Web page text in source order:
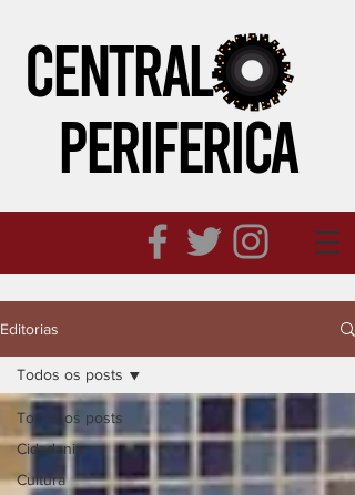
CENTRAL
PERIFeRICA
Editorias
Todos os posts
Cidadania
Cultura
Todos os posts